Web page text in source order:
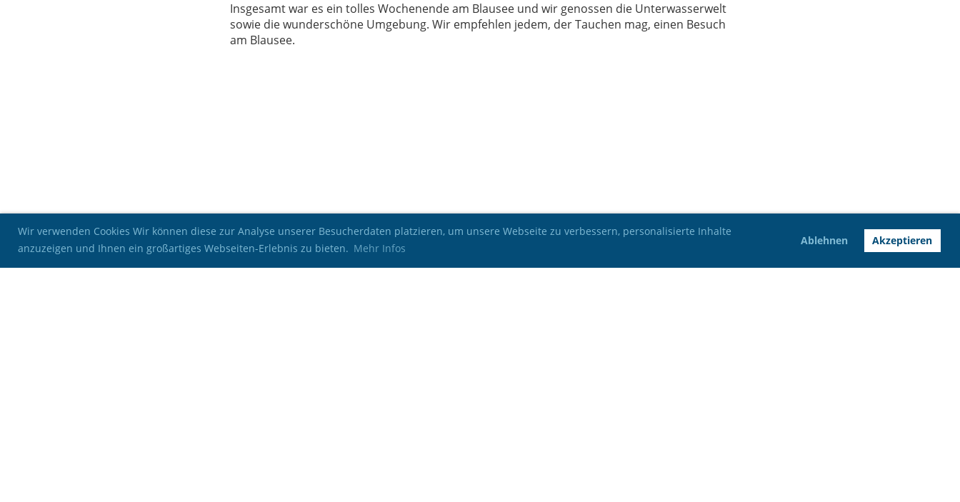
Wir verwenden Cookies Wir können diese zur Analyse unserer Besucherdaten platzieren, um unsere Webseite zu verbessern, personalisierte Inhalte
anzuzeigen und Ihnen ein großartiges Webseiten-Erlebnis zu bieten. Mehr Infos
Ablehnen Akzeptieren
Insgesamt war es ein tolles Wochenende am Blausee und wir genossen die Unterwasserwelt
sowie die wunderschöne Umgebung. Wir empfehlen jedem, der Tauchen mag, einen Besuch
am Blausee.